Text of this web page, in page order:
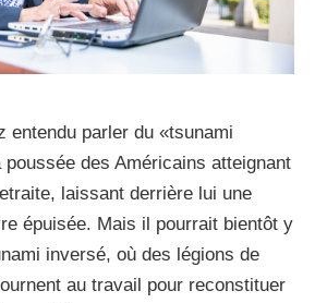
entendu parler du «tsunami
poussée des Américains atteignant
laissant derrière lui une
épuisée. Mais il pourrait bientôt y
inversé, où des légions de
au travail pour reconstituer